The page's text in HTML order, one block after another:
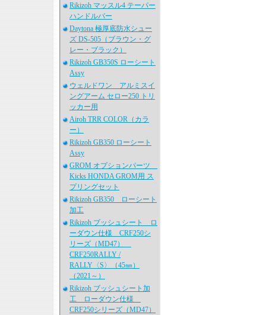
Rikizoh マッスル4 テーパー
ハンドルバー
Daytona 極厚底防水シュー
ズ DS-505（ブラウン・グ
レー・ブラック）
Rikizoh GB350S ローシート
Assy
ウェルドワン アルミスイ
ングアーム セロー250 トリ
ッカー用
Airoh TRR COLOR（カラ
ー）
Rikizoh GB350 ローシート
Assy
GROM オプションパーツ
Kicks HONDA GROM用 ス
プリングセット
Rikizoh GB350 ローシート
加工
Rikizoh ブッシュシート ロ
ーダウン仕様 CRF250シ
リーズ（MD47）
CRF250RALLY /
RALLY〈S〉（45㎜）
（2021～）
Rikizoh ブッシュシート加
工 ローダウン仕様
CRF250シリーズ（MD47）